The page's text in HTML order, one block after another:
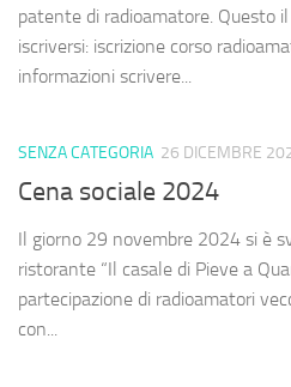
patente di radioamatore. Questo
iscriversi: iscrizione corso
informazioni scrivere...
SENZA CATEGORIA 26 DICEMBRE
Cena sociale 2024
Il giorno 29 novembre 2024 si è
ristorante “Il casale di Pieve a
partecipazione di radioamatori
con...